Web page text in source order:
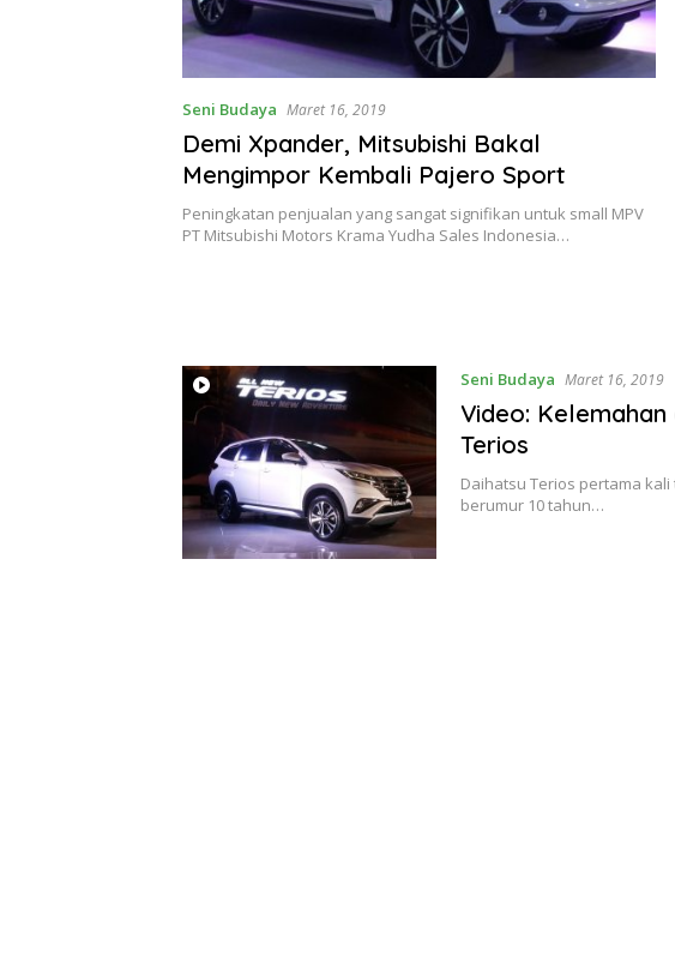
Seni Budaya Maret 16, 2019
Demi Xpander, Mitsubishi Bakal
Mengimpor Kembali Pajero Sport
Peningkatan penjualan yang sangat signifikan untuk small MPV
PT Mitsubishi Motors Krama Yudha Sales Indonesia…
Seni Budaya Maret 16, 2019
Video:
Terios
Daihatsu Terios pertama
berumur 10 tahun…